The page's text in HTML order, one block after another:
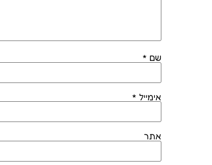
שם *
אימייל *
אתר